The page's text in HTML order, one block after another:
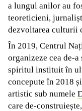
a lungul anilor au
teoreticieni,
dezvoltarea culturii
În 2019, Centrul
organizeze cea de-
spiritul instituit în
concepute în 2018
artistic sub numele
care de-